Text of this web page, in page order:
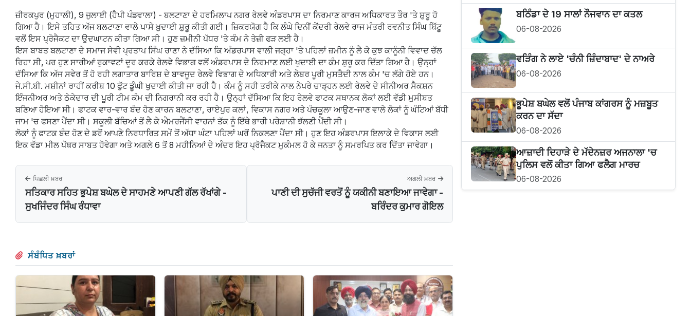
ਜ਼ੀਰਕਪੁਰ (ਮੁਹਾਲੀ), 9 ਜੁਲਾਈ (ਹੈਪੀ ਪੰਡਵਾਲਾ) - ਬਲਟਾਣਾ ਦੇ ਹਰਮਿਲਾਪ ਨਗਰ ਰੇਲਵੇ ਅੰਡਰਪਾਸ ਦਾ ਨਿਰਮਾਣ ਕਾਰਜ ਅਧਿਕਾਰਤ ਤੌਰ 'ਤੇ ਸ਼ੁਰੂ ਹੋ
ਗਿਆ ਹੈ। ਇਸੇ ਤਹਿਤ ਅੱਜ ਬਲਟਾਣਾ ਵਾਲੇ ਪਾਸੇ ਖ਼ੁਦਾਈ ਸ਼ੁਰੂ ਕੀਤੀ ਗਈ। ਜ਼ਿਕਰਯੋਗ ਹੈ ਕਿ ਲੰਘੇ ਦਿਨੀਂ ਕੇਂਦਰੀ ਰੇਲਵੇ ਰਾਜ ਮੰਤਰੀ ਰਵਨੀਤ ਸਿੰਘ ਬਿੱਟੂ
ਵਲੋਂ ਇਸ ਪ੍ਰੋਜੈਕਟ ਦਾ ਉਦਘਾਟਨ ਕੀਤਾ ਗਿਆ ਸੀ। ਹੁਣ ਜ਼ਮੀਨੀ ਪੱਧਰ 'ਤੇ ਕੰਮ ਨੇ ਤੇਜ਼ੀ ਫੜ ਲਈ ਹੈ।
ਇਸ ਬਾਬਤ ਬਲਟਾਣਾ ਦੇ ਸਮਾਜ ਸੇਵੀ ਪ੍ਰਤਾਪ ਸਿੰਘ ਰਾਣਾ ਨੇ ਦੱਸਿਆ ਕਿ ਅੰਡਰਪਾਸ ਵਾਲੀ ਜਗ੍ਹਾ 'ਤੇ ਪਹਿਲਾਂ ਜ਼ਮੀਨ ਨੂੰ ਲੈ ਕੇ ਕੁਝ ਕਾਨੂੰਨੀ ਵਿਵਾਦ ਚੱਲ
ਰਿਹਾ ਸੀ, ਪਰ ਹੁਣ ਸਾਰੀਆਂ ਰੁਕਾਵਟਾਂ ਦੂਰ ਕਰਕੇ ਰੇਲਵੇ ਵਿਭਾਗ ਵਲੋਂ ਅੰਡਰਪਾਸ ਦੇ ਨਿਰਮਾਣ ਲਈ ਖੁਦਾਈ ਦਾ ਕੰਮ ਸ਼ੁਰੂ ਕਰ ਦਿੱਤਾ ਗਿਆ ਹੈ। ਉਨ੍ਹਾਂ
ਦੱਸਿਆ ਕਿ ਅੱਜ ਸਵੇਰ ਤੋਂ ਹੋ ਰਹੀ ਲਗਾਤਾਰ ਬਾਰਿਸ਼ ਦੇ ਬਾਵਜੂਦ ਰੇਲਵੇ ਵਿਭਾਗ ਦੇ ਅਧਿਕਾਰੀ ਅਤੇ ਲੇਬਰ ਪੂਰੀ ਮੁਸਤੈਦੀ ਨਾਲ ਕੰਮ 'ਚ ਲੱਗੇ ਹੋਏ ਹਨ।
ਜੇ.ਸੀ.ਬੀ. ਮਸ਼ੀਨਾਂ ਰਾਹੀਂ ਕਰੀਬ 10 ਫੁੱਟ ਡੂੰਘੀ ਖੁਦਾਈ ਕੀਤੀ ਜਾ ਰਹੀ ਹੈ। ਕੰਮ ਨੂੰ ਸਹੀ ਤਰੀਕੇ ਨਾਲ ਨੇਪਰੇ ਚਾੜ੍ਹਨ ਲਈ ਰੇਲਵੇ ਦੇ ਸੀਨੀਅਰ ਸੈਕਸ਼ਨ
ਇੰਜਨੀਅਰ ਅਤੇ ਠੇਕੇਦਾਰ ਦੀ ਪੂਰੀ ਟੀਮ ਕੰਮ ਦੀ ਨਿਗਰਾਨੀ ਕਰ ਰਹੀ ਹੈ। ਉਨ੍ਹਾਂ ਦੱਸਿਆ ਕਿ ਇਹ ਰੇਲਵੇ ਫਾਟਕ ਸਥਾਨਕ ਲੋਕਾਂ ਲਈ ਵੱਡੀ ਮੁਸੀਬਤ
ਬਣਿਆ ਹੋਇਆ ਸੀ। ਫਾਟਕ ਵਾਰ-ਵਾਰ ਬੰਦ ਹੋਣ ਕਾਰਨ ਬਲਟਾਣਾ, ਰਾਏਪੁਰ ਕਲਾਂ, ਵਿਕਾਸ ਨਗਰ ਅਤੇ ਪੰਚਕੂਲਾ ਆਉਣ-ਜਾਣ ਵਾਲੇ ਲੋਕਾਂ ਨੂੰ ਘੰਟਿਆਂ ਬੱਧੀ
ਜਾਮ 'ਚ ਫਸਣਾ ਪੈਂਦਾ ਸੀ। ਸਕੂਲੀ ਬੱਚਿਆਂ ਤੋਂ ਲੈ ਕੇ ਐਮਰਜੈਂਸੀ ਵਾਹਨਾਂ ਤੱਕ ਨੂੰ ਇੱਥੇ ਭਾਰੀ ਪਰੇਸ਼ਾਨੀ ਝੱਲਣੀ ਪੈਂਦੀ ਸੀ।
ਲੋਕਾਂ ਨੂੰ ਫਾਟਕ ਬੰਦ ਹੋਣ ਦੇ ਡਰੋਂ ਆਪਣੇ ਨਿਰਧਾਰਿਤ ਸਮੇਂ ਤੋਂ ਅੱਧਾ ਘੰਟਾ ਪਹਿਲਾਂ ਘਰੋਂ ਨਿਕਲਣਾ ਪੈਂਦਾ ਸੀ। ਹੁਣ ਇਹ ਅੰਡਰਪਾਸ ਇਲਾਕੇ ਦੇ ਵਿਕਾਸ ਲਈ
ਇਕ ਵੱਡਾ ਮੀਲ ਪੱਥਰ ਸਾਬਤ ਹੋਵੇਗਾ ਅਤੇ ਅਗਲੇ 6 ਤੋਂ 8 ਮਹੀਨਿਆਂ ਦੇ ਅੰਦਰ ਇਹ ਪ੍ਰੋਜੈਕਟ ਮੁਕੰਮਲ ਹੋ ਕੇ ਜਨਤਾ ਨੂੰ ਸਮਰਪਿਤ ਕਰ ਦਿੱਤਾ ਜਾਵੇਗਾ।
ਪਿਛਲੀ ਖ਼ਬਰ
ਸਤਿਕਾਰ ਸਹਿਤ ਭੁਪੇਸ਼ ਬਘੇਲ ਦੇ ਸਾਹਮਣੇ ਆਪਣੀ ਗੱਲ ਰੱਖਾਂਗੇ -
ਸੁਖਜਿੰਦਰ ਸਿੰਘ ਰੰਧਾਵਾ
ਅਗਲੀ ਖ਼ਬਰ
ਪਾਣੀ ਦੀ ਸੁਚੱਜੀ ਵਰਤੋਂ ਨੂੰ ਯਕੀਨੀ ਬਣਾਇਆ ਜਾਵੇਗਾ -
ਬਰਿੰਦਰ ਕੁਮਾਰ ਗੋਇਲ
ਸੰਬੰਧਿਤ ਖ਼ਬਰਾਂ
ਬਠਿੰਡਾ ਦੇ 19 ਸਾਲਾਂ ਨੌਜਵਾਨ ਦਾ ਕਤਲ
06-08-2026
ਵੜਿੰਗ ਨੇ ਲਾਏ 'ਚੰਨੀ ਜ਼ਿੰਦਾਬਾਦ' ਦੇ ਨਾਅਰੇ
06-08-2026
ਭੂਪੇਸ਼ ਬਘੇਲ ਵਲੋਂ ਪੰਜਾਬ ਕਾਂਗਰਸ ਨੂੰ ਮਜ਼ਬੂਤ
ਕਰਨ ਦਾ ਸੱਦਾ
06-08-2026
ਆਜ਼ਾਦੀ ਦਿਹਾੜੇ ਦੇ ਮੱਦੇਨਜ਼ਰ ਅਜਨਾਲਾ 'ਚ
ਪੁਲਿਸ ਵਲੋਂ ਕੀਤਾ ਗਿਆ ਫਲੈਗ ਮਾਰਚ
06-08-2026